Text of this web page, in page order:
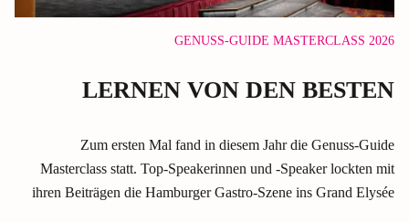
GENUSS-GUIDE MASTERCLASS 2026
LERNEN VON DEN BESTEN
Zum ersten Mal fand in diesem Jahr die Genuss-Guide
Masterclass statt. Top-Speakerinnen und -Speaker lockten mit
ihren Beiträgen die Hamburger Gastro-Szene ins Grand Elysée